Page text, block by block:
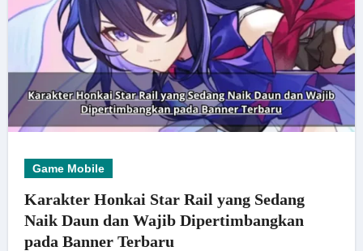
Game Mobile
Karakter Honkai Star Rail yang Sedang
Naik Daun dan Wajib Dipertimbangkan
pada Banner Terbaru